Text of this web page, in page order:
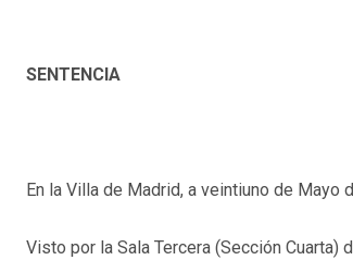
SENTENCIA
En la Villa de Madrid, a veintiuno de Mayo
Visto por la Sala Tercera (Sección